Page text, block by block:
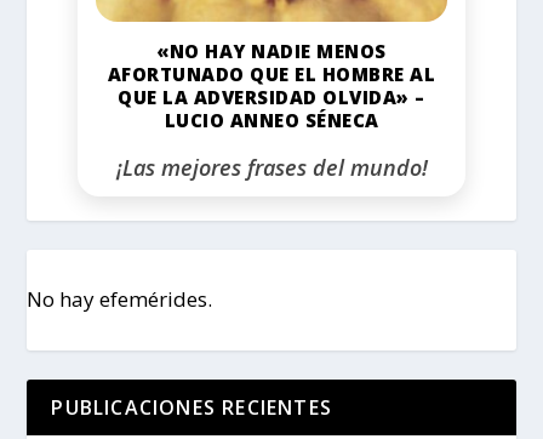
«NO HAY NADIE MENOS
AFORTUNADO QUE EL HOMBRE AL
QUE LA ADVERSIDAD OLVIDA» –
LUCIO ANNEO SÉNECA
¡Las mejores frases del mundo!
No hay efemérides.
PUBLICACIONES RECIENTES